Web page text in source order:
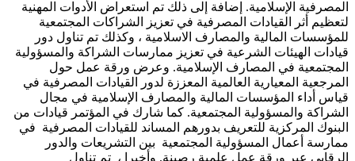
المصرفية الإسلامية. إضافة إلى ذلك تم استعراض الأدوات المهنية
لتعظيم أثر القيادات المصرفية في تعزيز الشراكات المجتمعية
للمؤسسات المالية والمصارف الاسلامية ، وكذلك تم تناول دور
قيادات الهيئات الشرعية في تعزيز ممارسات الشراكة والمسؤولية
المجتمعية في المصارف الإسلامية. وعرض ورقة عمل حول
المرجعية المعيارية العالمية المعززة لدور القيادات المصرفية في
قياس أداء المؤسسات المالية والمصارف الإسلامية في مجال
الشراكة والمسؤولية المجتمعية. كما شارك في المؤتمر قيادات من
البنوك المركزية للتعريف بدورهم المساند للقيادات المصرفية في
ممارسة أعمال المسؤولية المجتمعية بين التشريعات والدور
الرقابي عبر ورقة عمل علمية رصينة. وأخيرا ، تم تناول